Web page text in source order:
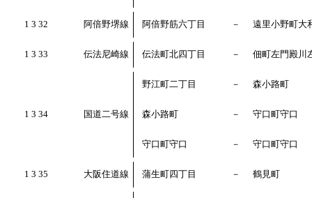
1 3 32 阿倍野堺線 阿倍野筋六丁目 － 遠里小野町大
1 3 33 伝法尼崎線 伝法町北四丁目 － 佃町左門殿川
1 3 34 国道二号線
野江町二丁目 － 森小路町
森小路町 － 守口町守口
守口町守口 － 守口町守口
1 3 35 大阪住道線 蒲生町四丁目 － 鶴見町